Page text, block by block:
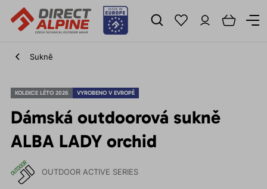
Sukně
KOLEKCE LÉTO 2026 VYROBENO V EVROPĚ
Dámská outdoorová sukně
ALBA LADY orchid
OUTDOOR ACTIVE SERIES